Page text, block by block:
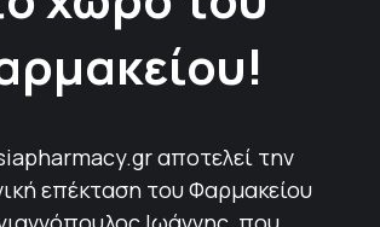
αποτελεί την
επέκταση του Φαρμακείου